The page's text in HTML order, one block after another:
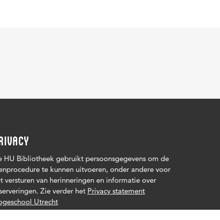
HU Bibliotheek gebruikt persoonsgegevens om de
te kunnen uitvoeren, onder andere voor
versturen van herinneringen en informatie over
Zie verder het Privacy statement
Utrecht